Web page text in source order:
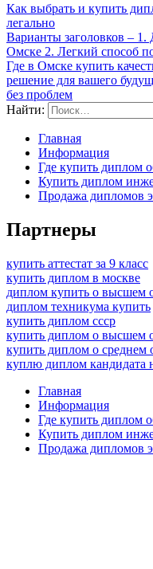
Как выбрать и купить
легально
Варианты заголовков –
Омске 2. Легкий способ
Где в Омске купить
решение для вашего
без проблем
Найти:
Главная
Информация
Где купить диплом
Купить диплом
Продажа дипломов
Партнеры
купить аттестат за 9 класс
купить диплом в москве
диплом купить о высшем
диплом техникума купить
купить диплом ссср
купить диплом о высшем
купить диплом о среднем
куплю диплом кандидата
Главная
Информация
Где купить диплом
Купить диплом
Продажа дипломов